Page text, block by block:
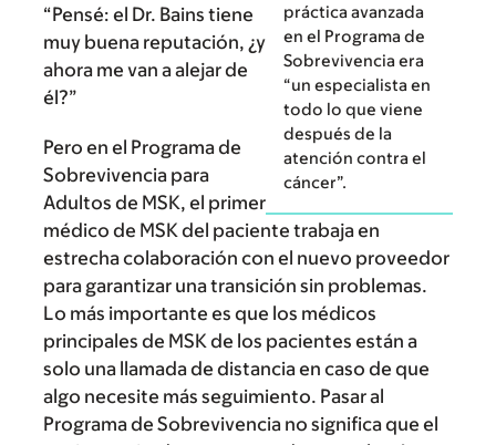
práctica avanzada
en el Programa de
Sobrevivencia era
“un especialista en
todo lo que viene
después de la
atención contra el
cáncer”.
“Pensé: el Dr. Bains tiene
muy buena reputación, ¿y
ahora me van a alejar de
él?”
Pero en el Programa de
Sobrevivencia para
Adultos de MSK, el primer
médico de MSK del paciente trabaja en
estrecha colaboración con el nuevo proveedor
para garantizar una transición sin problemas.
Lo más importante es que los médicos
principales de MSK de los pacientes están a
solo una llamada de distancia en caso de que
algo necesite más seguimiento. Pasar al
Programa de Sobrevivencia no significa que el